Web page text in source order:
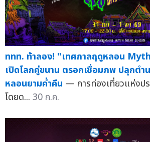
ททท. ท้าลอง! "เทศกาลฤดูหลอน
เปิดโลกคู่ขนาน ตรอกเชื่อมภพ ปลุกตำ
หลอนยามค่ำคืน — การท่องเที่ยวแห่งป
โดยด... 30 ก.ค.